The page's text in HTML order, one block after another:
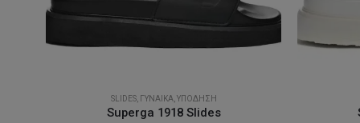
SLIDES, ΓΥΝΑΊΚΑ,ΥΠΌΔΗΣΗ
Superga 1918 Slides